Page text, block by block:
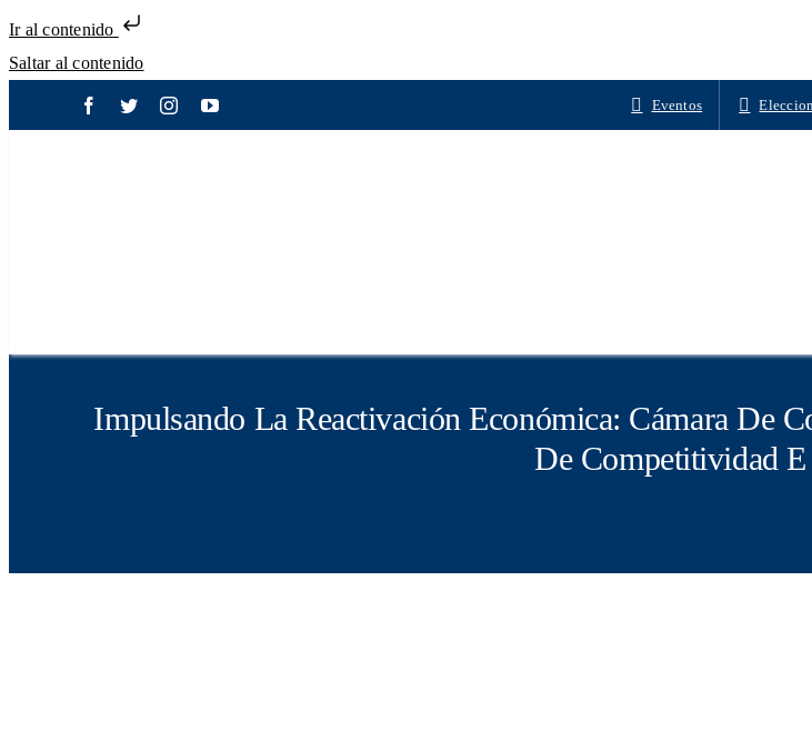
Ir al contenido
Saltar al contenido
Eventos
Impulsando La Reactivación Económica: Cámara De
De Competitividad